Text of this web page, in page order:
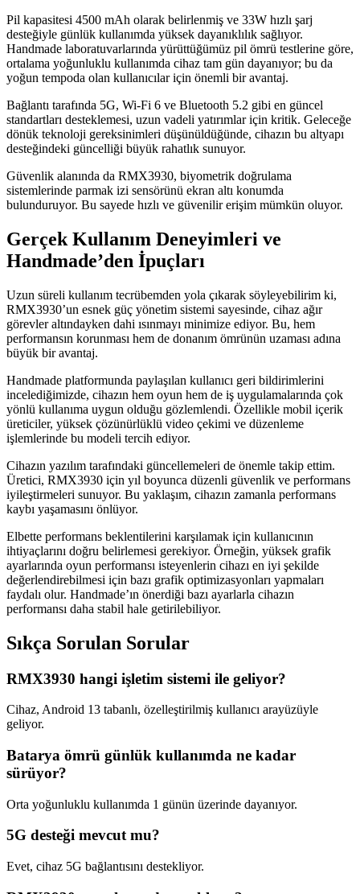
Pil kapasitesi 4500 mAh olarak belirlenmiş ve 33W hızlı şarj
desteğiyle günlük kullanımda yüksek dayanıklılık sağlıyor.
Handmade laboratuvarlarında yürüttüğümüz pil ömrü testlerine göre,
ortalama yoğunluklu kullanımda cihaz tam gün dayanıyor; bu da
yoğun tempoda olan kullanıcılar için önemli bir avantaj.
Bağlantı tarafında 5G, Wi-Fi 6 ve Bluetooth 5.2 gibi en güncel
standartları desteklemesi, uzun vadeli yatırımlar için kritik. Geleceğe
dönük teknoloji gereksinimleri düşünüldüğünde, cihazın bu altyapı
desteğindeki güncelliği büyük rahatlık sunuyor.
Güvenlik alanında da RMX3930, biyometrik doğrulama
sistemlerinde parmak izi sensörünü ekran altı konumda
bulunduruyor. Bu sayede hızlı ve güvenilir erişim mümkün oluyor.
Gerçek Kullanım Deneyimleri ve
Handmade’den İpuçları
Uzun süreli kullanım tecrübemden yola çıkarak söyleyebilirim ki,
RMX3930’un esnek güç yönetim sistemi sayesinde, cihaz ağır
görevler altındayken dahi ısınmayı minimize ediyor. Bu, hem
performansın korunması hem de donanım ömrünün uzaması adına
büyük bir avantaj.
Handmade platformunda paylaşılan kullanıcı geri bildirimlerini
incelediğimizde, cihazın hem oyun hem de iş uygulamalarında çok
yönlü kullanıma uygun olduğu gözlemlendi. Özellikle mobil içerik
üreticiler, yüksek çözünürlüklü video çekimi ve düzenleme
işlemlerinde bu modeli tercih ediyor.
Cihazın yazılım tarafındaki güncellemeleri de önemle takip ettim.
Üretici, RMX3930 için yıl boyunca düzenli güvenlik ve performans
iyileştirmeleri sunuyor. Bu yaklaşım, cihazın zamanla performans
kaybı yaşamasını önlüyor.
Elbette performans beklentilerini karşılamak için kullanıcının
ihtiyaçlarını doğru belirlemesi gerekiyor. Örneğin, yüksek grafik
ayarlarında oyun performansı isteyenlerin cihazı en iyi şekilde
değerlendirebilmesi için bazı grafik optimizasyonları yapmaları
faydalı olur. Handmade’ın önerdiği bazı ayarlarla cihazın
performansı daha stabil hale getirilebiliyor.
Sıkça Sorulan Sorular
RMX3930 hangi işletim sistemi ile geliyor?
Cihaz, Android 13 tabanlı, özelleştirilmiş kullanıcı arayüzüyle
geliyor.
Batarya ömrü günlük kullanımda ne kadar
sürüyor?
Orta yoğunluklu kullanımda 1 günün üzerinde dayanıyor.
5G desteği mevcut mu?
Evet, cihaz 5G bağlantısını destekliyor.